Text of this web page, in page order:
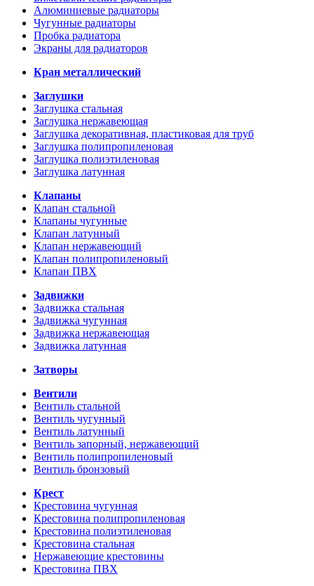
Алюминиевые радиаторы
Чугунные радиаторы
Пробка радиатора
Экраны для радиаторов
Кран металлический
Заглушки
Заглушка стальная
Заглушка нержавеющая
Заглушка декоративная, пластиковая для труб
Заглушка полипропиленовая
Заглушка полиэтиленовая
Заглушка латунная
Клапаны
Клапан стальной
Клапаны чугунные
Клапан латунный
Клапан нержавеющий
Клапан полипропиленовый
Клапан ПВХ
Задвижки
Задвижка стальная
Задвижка чугунная
Задвижка нержавеющая
Задвижка латунная
Затворы
Вентили
Вентиль стальной
Вентиль чугунный
Вентиль латунный
Вентиль запорный, нержавеющий
Вентиль полипропиленовый
Вентиль бронзовый
Крест
Крестовина чугунная
Крестовина полипропиленовая
Крестовина полиэтиленовая
Крестовина стальная
Нержавеющие крестовины
Крестовина ПВХ